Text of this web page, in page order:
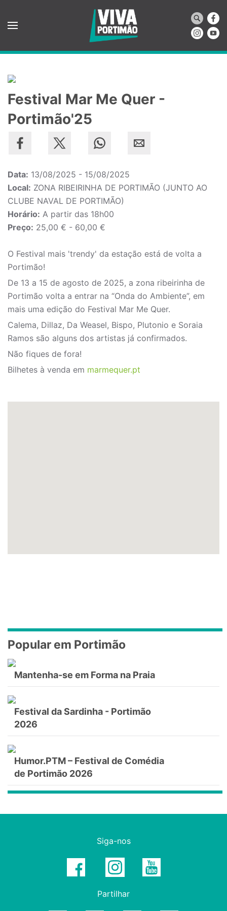
Saltar para o conteúdo principal
Festival Mar Me Quer -
Portimão'25
Data: 13/08/2025 - 15/08/2025
Local: ZONA RIBEIRINHA DE PORTIMÃO (JUNTO AO
CLUBE NAVAL DE PORTIMÃO)
Horário: A partir das 18h00
Preço: 25,00 € - 60,00 €
O Festival mais 'trendy' da estação está de volta a
Portimão!
De 13 a 15 de agosto de 2025, a zona ribeirinha de
Portimão volta a entrar na “Onda do Ambiente”, em
mais uma edição do Festival Mar Me Quer.
Calema, Dillaz, Da Weasel, Bispo, Plutonio e Soraia
Ramos são alguns dos artistas já confirmados.
Não fiques de fora!
Bilhetes à venda em marmequer.pt
Popular em Portimão
Mantenha-se em Forma na Praia
Festival da Sardinha - Portimão
2026
Humor.PTM – Festival de Comédia
de Portimão 2026
Siga-nos
Partilhar